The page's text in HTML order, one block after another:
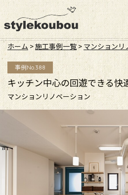
ホーム >施工事例一覧> マンションリ
事例No.388
キッチン中心の回遊できる快
マンションリノベーション